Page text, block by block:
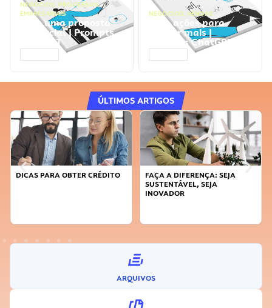
NEGÓCIOS, PROCESSOS
EMPRESARIAIS
Faça uma proposta
comercial | Prompts
ChatGPT
NEGÓCIOS, VENDAS
Faça ações para
vender mais |
Prompts ChatGPT
ÚLTIMOS ARTIGOS
DICAS PARA OBTER CRÉDITO
FAÇA A DIFERENÇA: SEJA
SUSTENTÁVEL, SEJA
INOVADOR
ARQUIVOS